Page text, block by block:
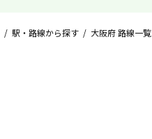
/ 駅・路線から探す / 大阪府 路線一覧